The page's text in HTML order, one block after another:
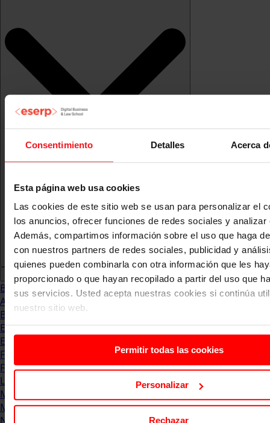
Consentimiento Detalles Acerca
Esta página web usa cookies
Las cookies de este sitio web se usan para personalizar el
los anuncios, ofrecer funciones de redes sociales y analizar
Además, compartimos información sobre el uso que haga
con nuestros partners de redes sociales, publicidad y
quienes pueden combinarla con otra información que les
proporcionado o que hayan recopilado a partir del uso que
sus servicios. Usted acepta nuestras cookies si continúa
nuestro sitio web.
Permitir todas las cookies
Personalizar
Rechazar
Blog
Abogacia
Business
Empleo & Emprendimiento
Empresas
Finanzas
Formación & Estudios
Luxury
Management
Marketing & Comunicación